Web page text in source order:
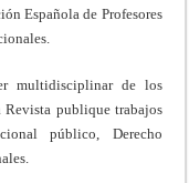
Española de Profesores
multidisciplinar de los
publique trabajos
público, Derecho